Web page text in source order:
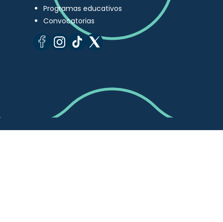
Programas educativos
Convocatorias